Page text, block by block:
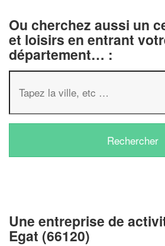
Ou cherchez aussi un
et loisirs en entrant
département… :
Une entreprise de
Egat (66120)
Vous
nouveaux